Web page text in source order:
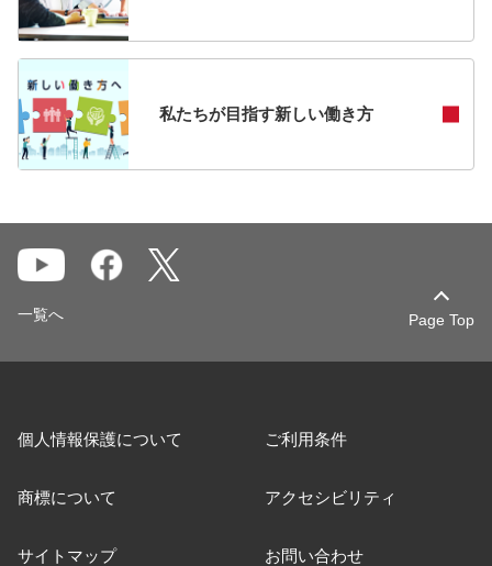
私たちが目指す新しい働き方
Page Top
一覧へ
個人情報保護について ご利用条件
商標について アクセシビリティ
サイトマップ お問い合わせ